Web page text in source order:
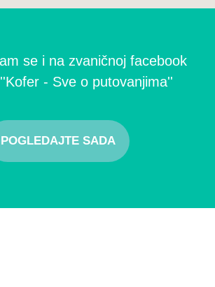
se i na zvaničnoj facebook
- Sve o putovanjima''
POGLEDAJTE SADA